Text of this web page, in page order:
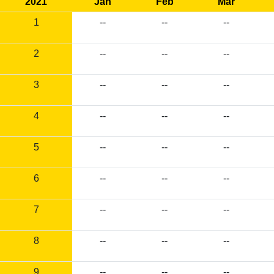
1
-- -- --
2 -- -- --
3 -- -- --
4 -- -- --
5 -- -- --
6 -- -- --
7 -- -- --
8 -- -- --